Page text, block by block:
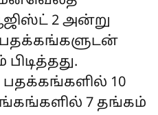
2 அன்று
பதக்கங்களுடன்
10
7 தங்கம்